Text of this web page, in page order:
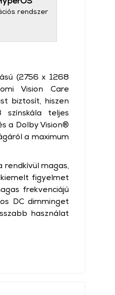
rendszer
(2756 x 1268
Vision Care
biztosít, hiszen
teljes
a Dolby Vision®
a maximum
magas,
figyelmet
frekvenciájú
DC dimminget
használat